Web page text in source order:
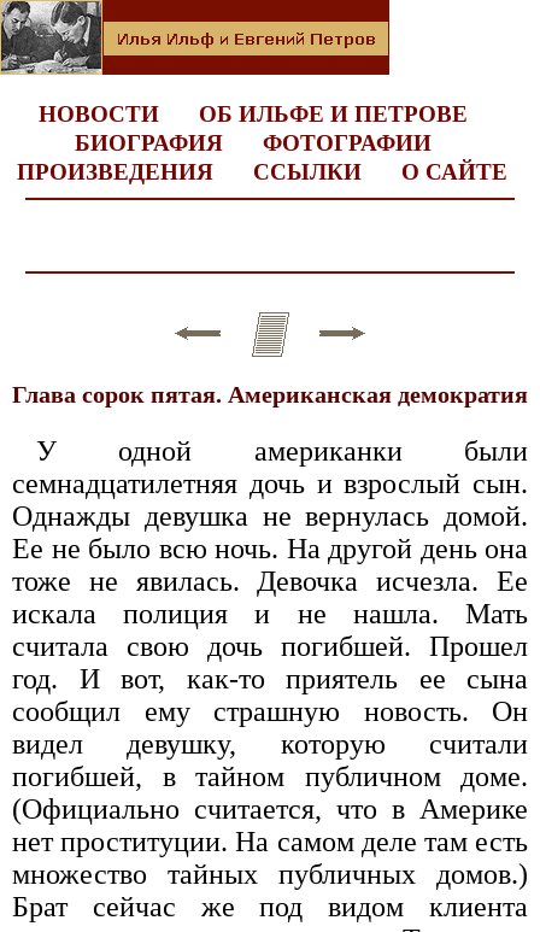
НОВОСТИ
ОБ ИЛЬФЕ И ПЕТРОВЕ
БИОГРАФИЯ
ФОТОГРАФИИ
ПРОИЗВЕДЕНИЯ
ССЫЛКИ О САЙТЕ
Глава сорок пятая. Американская демократия
У одной американки были
семнадцатилетняя дочь и взрослый сын.
Однажды девушка не вернулась домой.
Ее не было всю ночь. На другой день она
тоже не явилась. Девочка исчезла. Ее
искала полиция и не нашла. Мать
считала свою дочь погибшей. Прошел
год. И вот, как-то приятель ее сына
сообщил ему страшную новость. Он
видел девушку, которую считали
погибшей, в тайном публичном доме.
(Официально считается, что в Америке
нет проституции. На самом деле там есть
множество тайных публичных домов.)
Брат сейчас же под видом клиента